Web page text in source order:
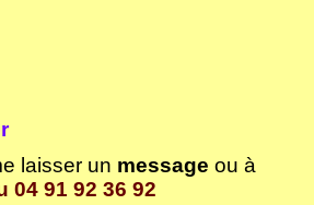
laisser un message ou à
04 91 92 36 92